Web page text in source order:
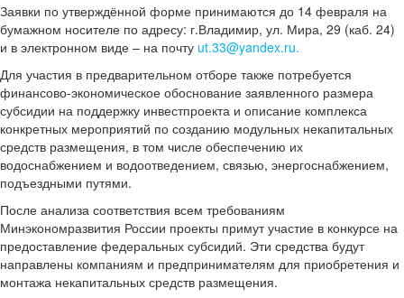
Заявки по утверждённой форме принимаются до 14 февраля на
бумажном носителе по адресу: г.Владимир, ул. Мира, 29 (каб. 24)
и в электронном виде – на почту ut.33@yandex.ru.
Для участия в предварительном отборе также потребуется
финансово-экономическое обоснование заявленного размера
субсидии на поддержку инвестпроекта и описание комплекса
конкретных мероприятий по созданию модульных некапитальных
средств размещения, в том числе обеспечению их
водоснабжением и водоотведением, связью, энергоснабжением,
подъездными путями.
После анализа соответствия всем требованиям
Минэкономразвития России проекты примут участие в конкурсе на
предоставление федеральных субсидий. Эти средства будут
направлены компаниям и предпринимателям для приобретения и
монтажа некапитальных средств размещения.